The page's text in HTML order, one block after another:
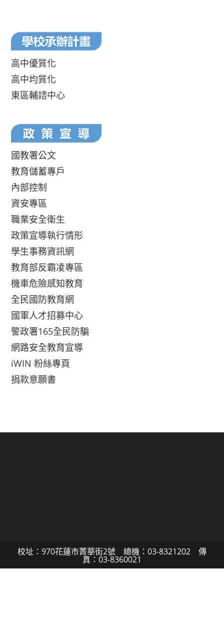
高中優質化
高中均質化
東區輔諮中心
國教署公文
教育儲蓄專戶
內部控制
資安專區
職業安全衛生
政策宣導執行情形
學生事務資訊網
教育部反霸凌專區
機車危險感知教育
全民國防教育網
國軍人才招募中心
警政署165全民防騙
網路安全教育宣導
iWIN 粉絲專頁
捐款意願書
校址：970花蓮市菁華街2號 總機：03-8321202 傳
真：03-8360021